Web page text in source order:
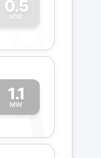
0.5
MW
0
1.1
MW
1